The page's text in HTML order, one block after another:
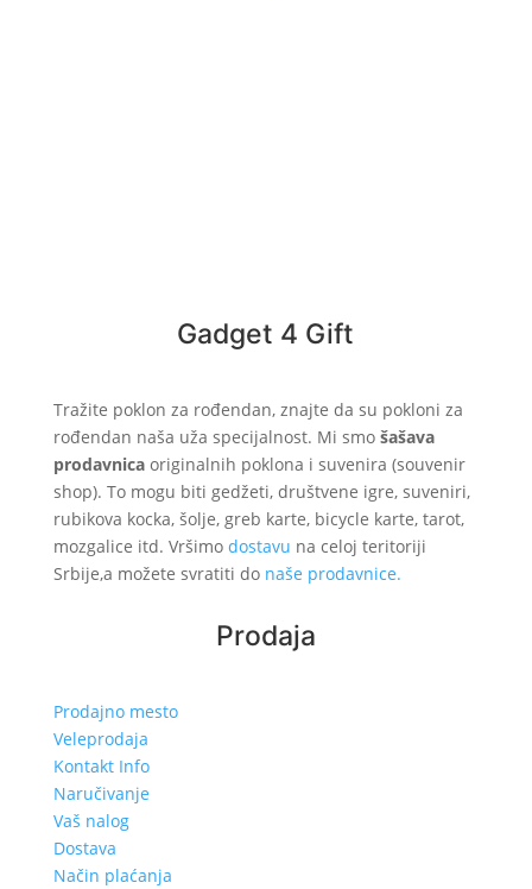
Gadget 4 Gift
Tražite poklon za rođendan, znajte da su pokloni za
rođendan naša uža specijalnost. Mi smo šašava
prodavnicaoriginalnih poklona i suvenira (souvenir
shop). To mogu biti gedžeti, društvene igre, suveniri,
rubikova kocka, šolje, greb karte, bicycle karte, tarot,
mozgalice itd. Vršimo dostavu na celoj teritoriji
Srbije,a možete svratiti do naše prodavnice.
Prodaja
Prodajno mesto
Veleprodaja
Kontakt Info
Naručivanje
Vaš nalog
Dostava
Način plaćanja